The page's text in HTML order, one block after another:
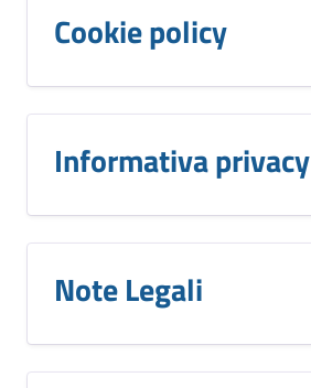
Cookie policy
Informativa privacy
Note Legali